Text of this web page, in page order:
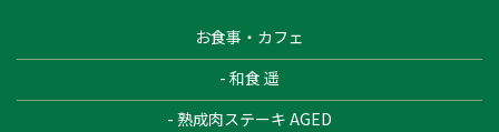
お食事・カフェ
- 和食 遥
- 熟成肉ステーキ AGED